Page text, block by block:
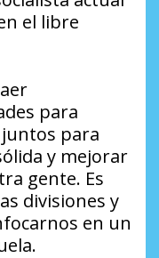
el libre
para
para
y mejorar
gente. Es
divisiones y
en un